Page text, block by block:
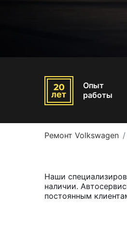
Опыт
работы
Ремонт Volkswagen
Наши
наличии.
постоянным